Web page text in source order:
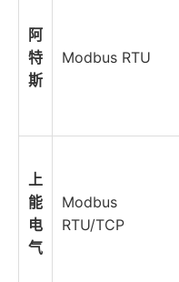
阿
特
斯
Modbus RTU
上
能
电
气
Modbus
RTU/TCP